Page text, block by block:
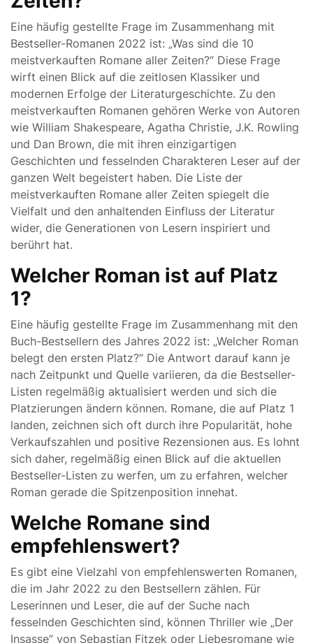
Eine häufig gestellte Frage im Zusammenhang mit
Bestseller-Romanen 2022 ist: „Was sind die 10
meistverkauften Romane aller Zeiten?“ Diese Frage
wirft einen Blick auf die zeitlosen Klassiker und
modernen Erfolge der Literaturgeschichte. Zu den
meistverkauften Romanen gehören Werke von Autoren
wie William Shakespeare, Agatha Christie, J.K. Rowling
und Dan Brown, die mit ihren einzigartigen
Geschichten und fesselnden Charakteren Leser auf der
ganzen Welt begeistert haben. Die Liste der
meistverkauften Romane aller Zeiten spiegelt die
Vielfalt und den anhaltenden Einfluss der Literatur
wider, die Generationen von Lesern inspiriert und
berührt hat.
Welcher Roman ist auf Platz
1?
Eine häufig gestellte Frage im Zusammenhang mit den
Buch-Bestsellern des Jahres 2022 ist: „Welcher Roman
belegt den ersten Platz?“ Die Antwort darauf kann je
nach Zeitpunkt und Quelle variieren, da die Bestseller-
Listen regelmäßig aktualisiert werden und sich die
Platzierungen ändern können. Romane, die auf Platz 1
landen, zeichnen sich oft durch ihre Popularität, hohe
Verkaufszahlen und positive Rezensionen aus. Es lohnt
sich daher, regelmäßig einen Blick auf die aktuellen
Bestseller-Listen zu werfen, um zu erfahren, welcher
Roman gerade die Spitzenposition innehat.
Welche Romane sind
empfehlenswert?
Es gibt eine Vielzahl von empfehlenswerten Romanen,
die im Jahr 2022 zu den Bestsellern zählen. Für
Leserinnen und Leser, die auf der Suche nach
fesselnden Geschichten sind, können Thriller wie „Der
Insasse“ von Sebastian Fitzek oder Liebesromane wie